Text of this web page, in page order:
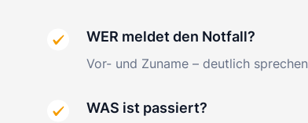
WER meldet den Notfall?
Vor- und Zuname – deutlich sprechen
WAS ist passiert?